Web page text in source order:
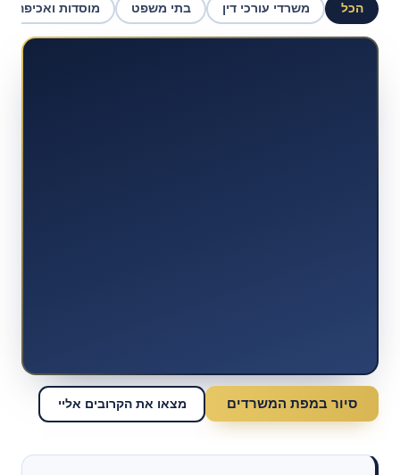
הכל משרדי עורכי דין בתי משפט מוסדות ואכיפה
סיור במפת המשרדים מצאו את הקרובים אליי